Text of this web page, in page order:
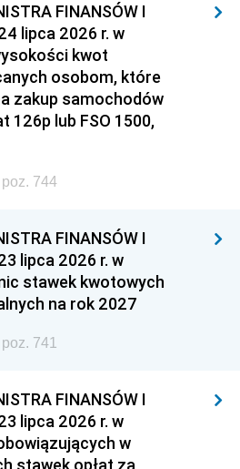
FINANSÓW I
lipca 2026 r. w
kwot
osobom, które
zakup samochodów
126p lub FSO 1500,
744
FINANSÓW I
lipca 2026 r. w
stawek kwotowych
na rok 2027
741
FINANSÓW I
lipca 2026 r. w
w